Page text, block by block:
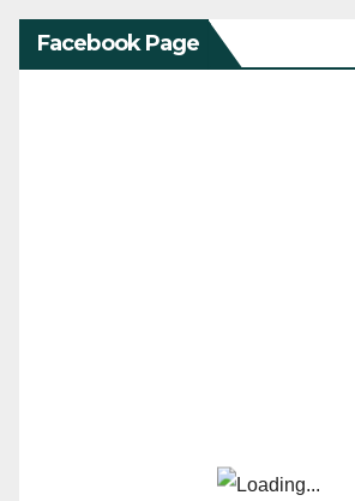
Facebook Page